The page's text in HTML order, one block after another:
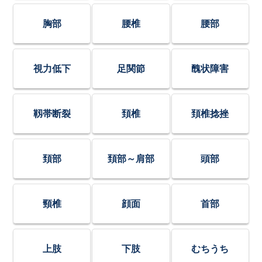
胸部 腰椎 腰部
視力低下 足関節 醜状障害
靱帯断裂 頚椎 頚椎捻挫
頚部 頚部～肩部 頭部
頸椎 顔面 首部
上肢 下肢 むちうち